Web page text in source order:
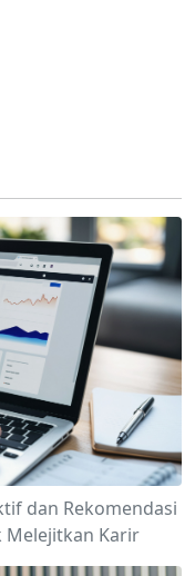
dan Rekomendasi
Melejitkan Karir